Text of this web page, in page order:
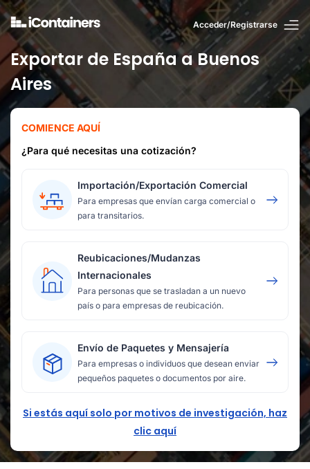
Acceder/Registrarse
Exportar de España a Buenos
Aires
COMIENCE AQUÍ
¿Para qué necesitas una cotización?
Importación/Exportación Comercial
Para empresas que envían carga comercial o
para transitarios.
Reubicaciones/Mudanzas
Internacionales
Para personas que se trasladan a un nuevo
país o para empresas de reubicación.
Envío de Paquetes y Mensajería
Para empresas o individuos que desean enviar
pequeños paquetes o documentos por aire.
Si estás aquí solo por motivos de investigación, haz
clic aquí